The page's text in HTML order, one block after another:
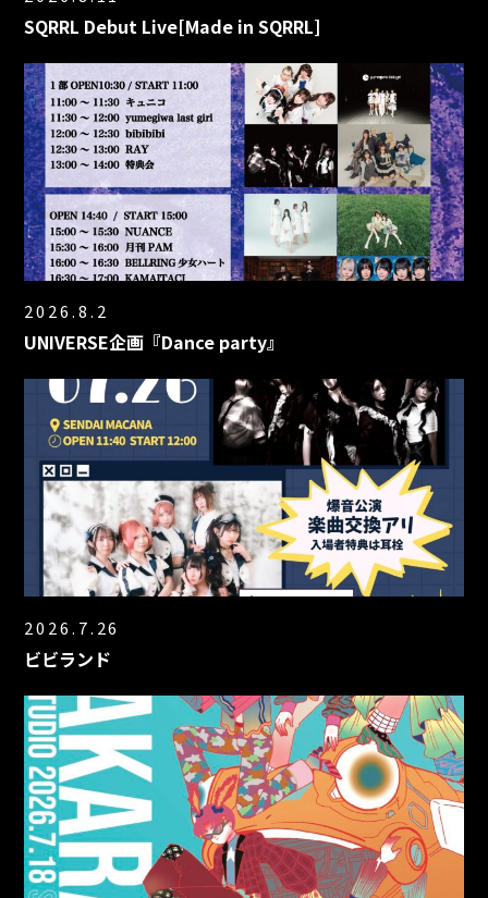
SQRRL Debut Live[Made in SQRRL]
2026.8.2
UNIVERSE企画『Dance party』
2026.7.26
ビビランド